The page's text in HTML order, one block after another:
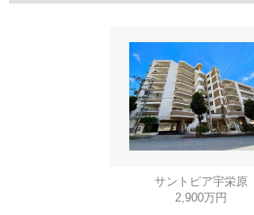
サントピア宇栄原
2,900万円